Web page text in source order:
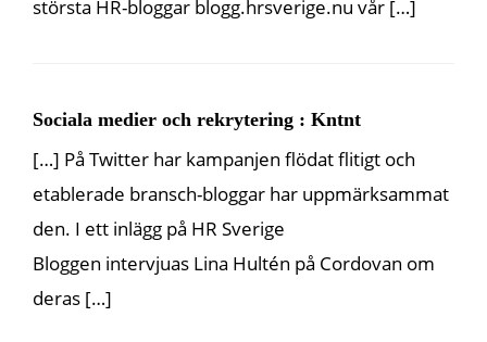
största HR-bloggar blogg.hrsverige.nu vår […]
Sociala medier och rekrytering : Kntnt
[…] På Twitter har kampanjen flödat flitigt och
etablerade bransch-bloggar har uppmärksammat
den. I ett inlägg på HR Sverige
Bloggen intervjuas Lina Hultén på Cordovan om
deras […]